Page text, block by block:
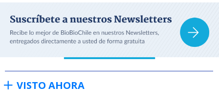
VISTO AHORA